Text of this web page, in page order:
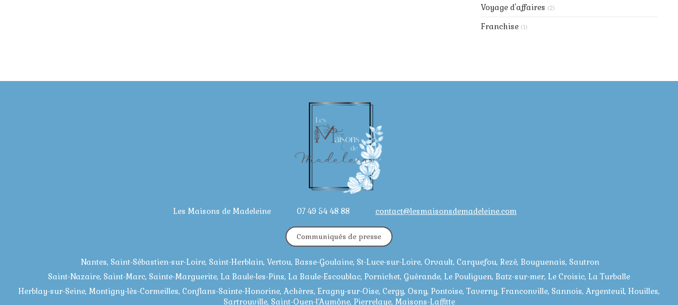
Voyage d'affaires (2)
Franchise (1)
Les Maisons de Madeleine 07 49 54 48 88 contact@lesmaisonsdemadeleine.com
Communiqués de presse
Nantes, Saint-Sébastien-sur-Loire, Saint-Herblain, Vertou, Basse-Goulaine, St-Luce-sur-Loire, Orvault, Carquefou, Rezé, Bouguenais, Sautron
Saint-Nazaire, Saint-Marc, Sainte-Marguerite, La Baule-les-Pins, La Baule-Escoublac, Pornichet, Guérande, Le Pouliguen, Batz-sur-mer, Le Croisic, La Turballe
Herblay-sur-Seine, Montigny-lès-Cormeilles, Conflans-Sainte-Honorine, Achères, Eragny-sur-Oise, Cergy, Osny, Pontoise, Taverny, Franconville, Sannois, Argenteuil, Houilles,
Sartrouville, Saint-Ouen-l’Aumône, Pierrelaye, Maisons-Laffitte